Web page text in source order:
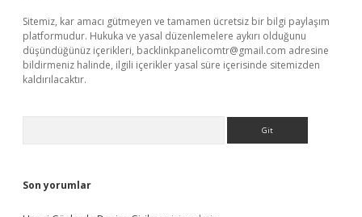
Sitemiz, kar amacı gütmeyen ve tamamen ücretsiz bir bilgi paylaşım
platformudur. Hukuka ve yasal düzenlemelere aykırı olduğunu
düşündüğünüz içerikleri, backlinkpanelicomtr@gmail.com adresine
bildirmeniz halinde, ilgili içerikler yasal süre içerisinde sitemizden
kaldırılacaktır.
Son yorumlar